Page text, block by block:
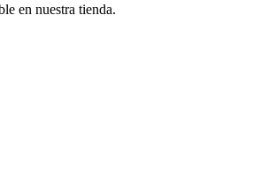
en nuestra tienda.